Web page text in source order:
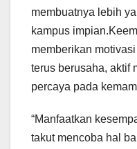
membuatnya lebih
kampus
memberikan
terus berusaha, aktif
percaya pada
“Manfaatkan
takut mencoba hal